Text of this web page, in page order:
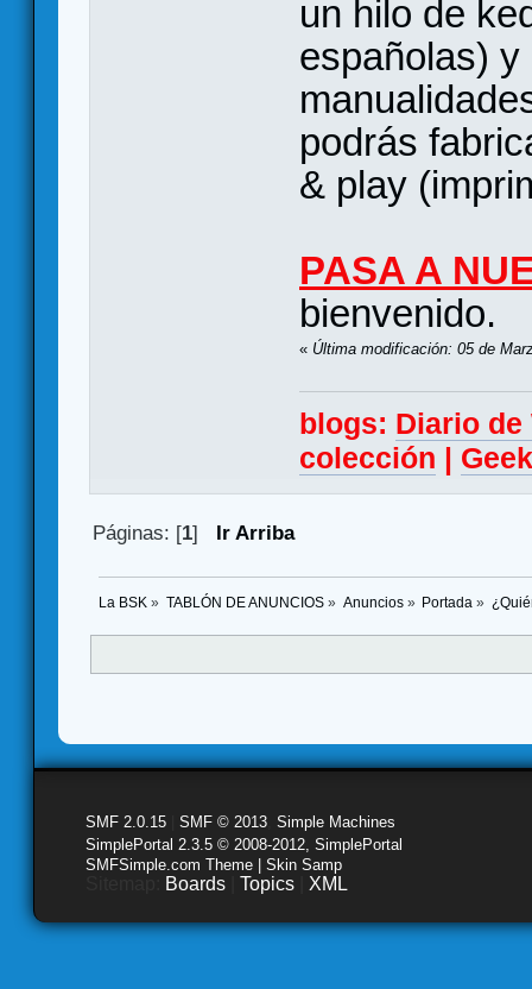
un hilo de
españolas)
podrás
& play
PASA A
bienvenido.
« Última modificación: 05 de
blogs: Diario
colección |
Páginas: [1] Ir Arriba
La BSK » TABLÓN DE ANUNCIOS» Anuncios» Portada »
SMF 2.0.15 SMF © 2013 Simple Machines
SimplePortal 2.3.5 © 2008-2012, SimplePortal
SMFSimple.com Theme | Skin Samp
Boards Topics XML